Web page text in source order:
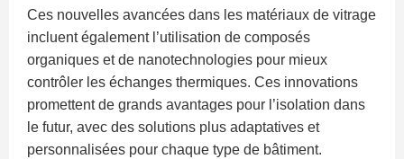
Ces nouvelles avancées dans les matériaux de vitrage
incluent également l’utilisation de composés
organiques et de nanotechnologies pour mieux
contrôler les échanges thermiques. Ces innovations
promettent de grands avantages pour l’isolation dans
le futur, avec des solutions plus adaptatives et
personnalisées pour chaque type de bâtiment.